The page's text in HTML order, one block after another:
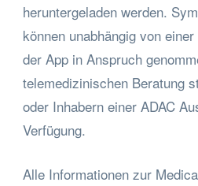
heruntergeladen werden.
können unabhängig von
der App in Anspruch
telemedizinischen Beratung
oder Inhabern einer ADAC
Verfügung.
Alle Informationen zur